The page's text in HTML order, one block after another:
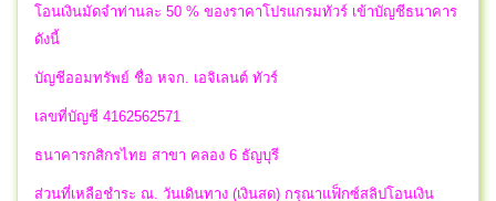
โอนเงินมัดจำท่านละ 50 % ของราคาโปรแกรมทัวร์ เข้าบัญชีธนาคาร
ดังนี้
บัญชีออมทรัพย์ ชื่อ หจก. เอจิเลนต์ ทัวร์
เลขที่บัญชี 4162562571
ธนาคารกสิกรไทย สาขา คลอง 6 ธัญบุรี
ส่วนที่เหลือชำระ ณ. วันเดินทาง (เงินสด) กรุณาแฟ็กซ์สลิปโอนเงิน